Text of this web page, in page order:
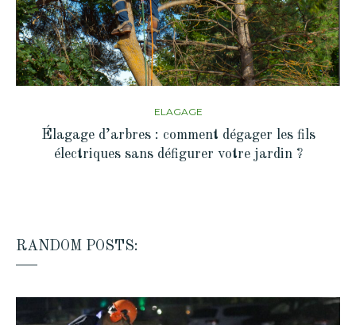
ELAGAGE
Élagage d’arbres : comment dégager les fils
électriques sans défigurer votre jardin ?
RANDOM POSTS: